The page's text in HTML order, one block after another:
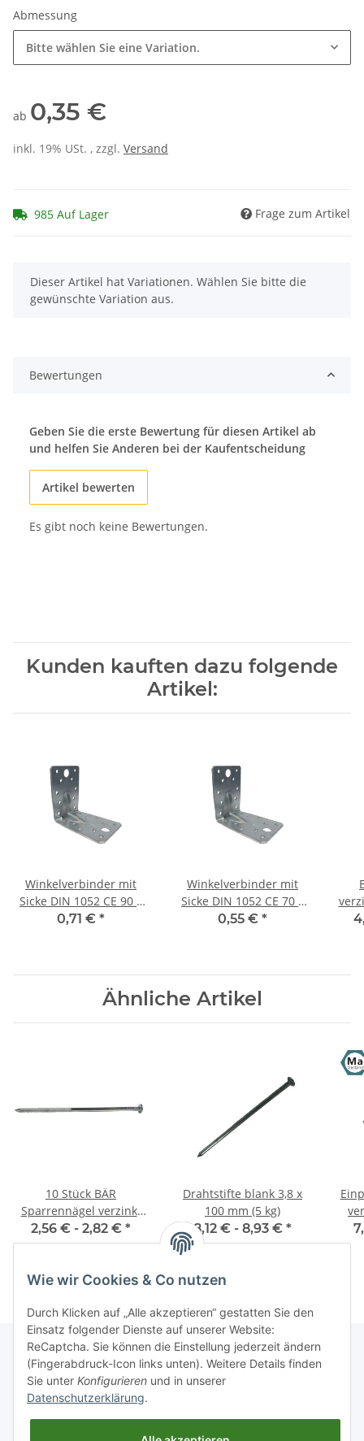
Abmessung
Bitte wählen Sie eine Variation.
ab 0,35 €
inkl. 19% USt. , zzgl. Versand
985 Auf Lager Frage zum Artikel
x
Dieser Artikel hat Variationen. Wählen Sie bitte die
gewünschte Variation aus.
Bewertungen
Geben Sie die erste Bewertung für diesen Artikel ab
und helfen Sie Anderen bei der Kaufentscheidung
Artikel bewerten
Es gibt noch keine Bewertungen.
Kunden kauften dazu folgende
Artikel:
Winkelverbinder mit
Sicke DIN 1052 CE 90 x
90 x 65 x 2,5 mm (1)
0,71 € *
Winkelverbinder mit
Sicke DIN 1052 CE 70 x
70 x 55 x 2,5 mm (1)
0,55 € *
Ähnliche Artikel
10 Stück BÄR
Sparrennägel verzinkt
6,3 x 280 mm
2,56 € - 2,82 € *
Drahtstifte blank 3,8 x
100 mm (5 kg)
8,12 € - 8,93 € *
Informationen
Wie wir Cookies & Co nutzen
Durch Klicken auf „Alle akzeptieren“ gestatten Sie den
Einsatz folgender Dienste auf unserer Website:
ReCaptcha. Sie können die Einstellung jederzeit ändern
(Fingerabdruck-Icon links unten). Weitere Details finden
Sie unter Konfigurieren und in unserer
Datenschutzerklärung.